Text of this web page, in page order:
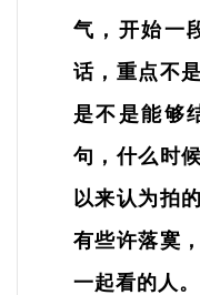
气，开始一
话，重点不
是不是能够
句，什么时
以来认为拍
有些许落寞
一起看的人。